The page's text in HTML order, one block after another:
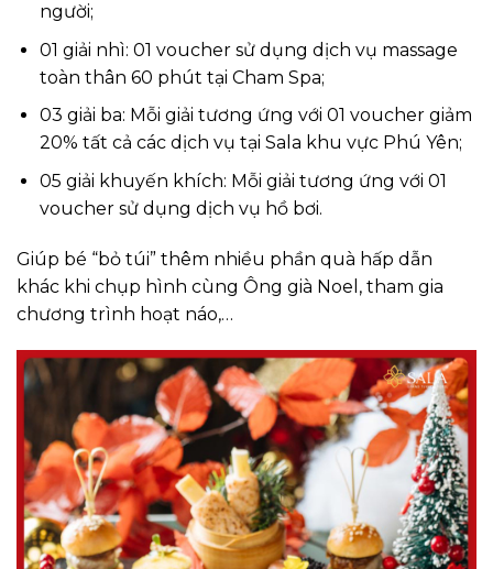
người;
01 giải nhì: 01 voucher sử dụng dịch vụ massage
toàn thân 60 phút tại Cham Spa;
03 giải ba: Mỗi giải tương ứng với 01 voucher giảm
20% tất cả các dịch vụ tại Sala khu vực Phú Yên;
05 giải khuyến khích: Mỗi giải tương ứng với 01
voucher sử dụng dịch vụ hồ bơi.
Giúp bé “bỏ túi” thêm nhiều phần quà hấp dẫn
khác khi chụp hình cùng Ông già Noel, tham gia
chương trình hoạt náo,…